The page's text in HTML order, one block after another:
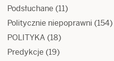
Podsłuchane (11)
Politycznie niepoprawni (154)
POLITYKA (18)
Predykcje (19)